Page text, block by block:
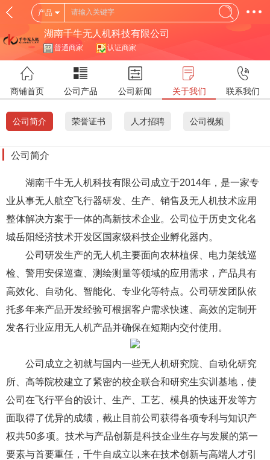
产品
湖南千牛无人机科技有限公司
普通商家 认证商家
商铺首页 公司产品 公司新闻 关于我们 联系我们
公司简介 荣誉证书 人才招聘 公司视频
公司简介
湖南千牛无人机科技有限公司成立于2014年，是一家专
业从事无人航空飞行器研发、生产、销售及无人机技术应用
整体解决方案于一体的高新技术企业。公司位于历史文化名
城岳阳经济技术开发区国家级科技企业孵化器内。
公司研发生产的无人机主要面向农林植保、电力架线巡
检、警用安保巡查、测绘测量等领域的应用需求，产品具有
高效化、自动化、智能化、专业化等特点。公司研发团队依
托多年来产品开发经验可根据客户需求快速、高效的定制开
发各行业应用无人机产品并确保在短期内交付使用。
公司成立之初就与国内一些无人机研究院、自动化研究
所、高等院校建立了紧密的校企联合和研究生实训基地，使
公司在飞行平台的设计、生产、工艺、模具的快速开发等方
面取得了优异的成绩，截止目前公司获得各项专利与知识产
权共50多项。技术与产品创新是科技企业生存与发展的第一
要素与首要重任，千牛自成立以来在技术创新与高端人才引